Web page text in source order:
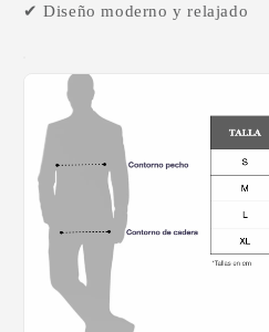
✔ Diseño moderno y relajado